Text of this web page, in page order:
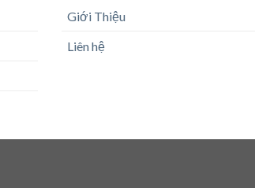
Giới Thiệu
Liên hệ